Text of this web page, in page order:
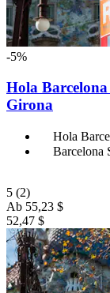
-5%
Hola
Girona
Hola
Barcelona
5 (2)
Ab 55,23 $
52,47 $